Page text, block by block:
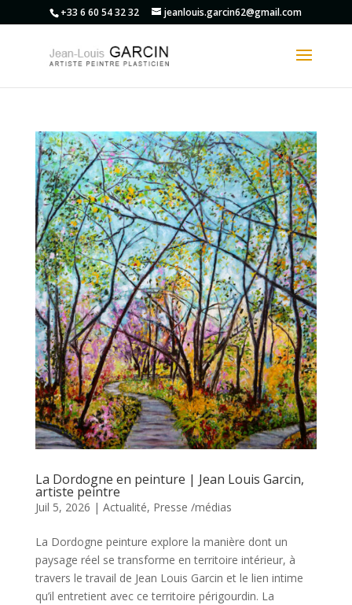
+33 6 60 54 32 32 jeanlouis.garcin62@gmail.com
La Dordogne en peinture | Jean Louis Garcin,
artiste peintre
Juil 5, 2026 | Actualité, Presse /médias
La Dordogne peinture explore la manière dont un
paysage réel se transforme en territoire intérieur, à
travers le travail de Jean Louis Garcin et le lien intime
qu’il entretient avec ce territoire périgourdin. La